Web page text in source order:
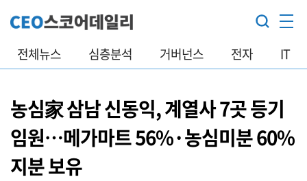
전체뉴스 심층분석 거버넌스 전자 IT
농심家 삼남 신동익, 계열사 7곳 등기
임원…메가마트 56%·농심미분 60%
지분 보유